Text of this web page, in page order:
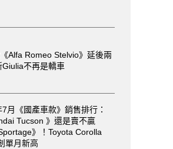
Alfa Romeo Stelvio》延後兩
Giulia不再是轎車
月《國產車款》銷售排行：
Tucson 》還是賣不贏
》！Toyota Corolla
單月新高